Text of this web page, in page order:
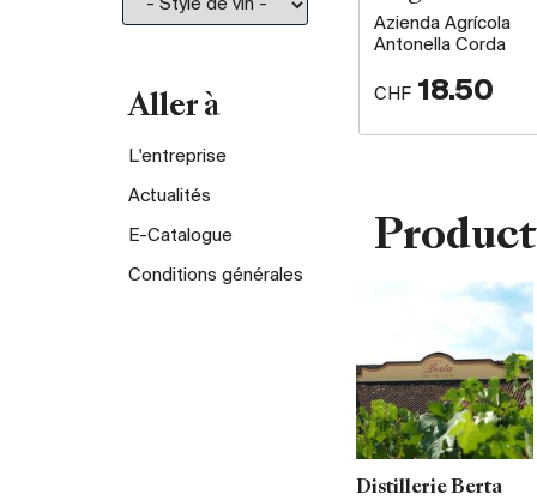
Aller à
L'entreprise
Actualités
E-Catalogue
Conditions générales
Azienda Agrícola
Antonella Corda
CHF 18.50
Distillerie Berta